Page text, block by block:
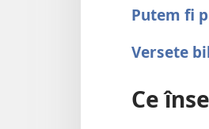
Putem fi
Versete
Ce